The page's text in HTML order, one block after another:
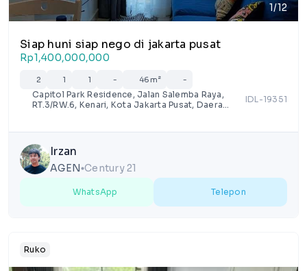
1/12
Siap huni siap nego di jakarta pusat
Rp1,400,000,000
2 1 1 - 46m² -
Capitol Park Residence, Jalan Salemba Raya,
RT.3/RW.6, Kenari, Kota Jakarta Pusat, Daerah
IDL-19351
Irzan
AGEN lensCentury 21
WhatsApp Telepon
Ruko